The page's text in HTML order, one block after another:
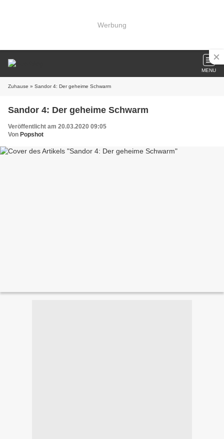
Werbung
MENU
Zuhause » Sandor 4: Der geheime Schwarm
Sandor 4: Der geheime Schwarm
Veröffentlicht am 20.03.2020 09:05
Von Popshot